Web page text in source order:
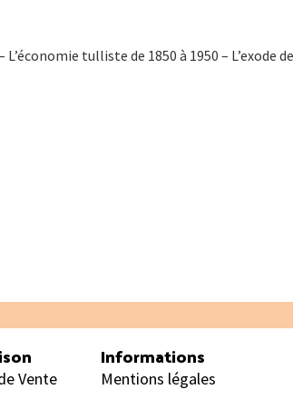
tulliste de 1850 à 1950 – L’exode
Vente
Informations
Mentions légales